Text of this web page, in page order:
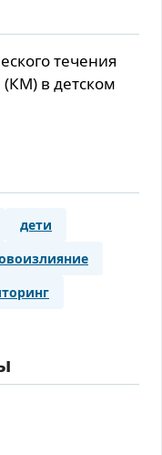
течения
в детском
дети